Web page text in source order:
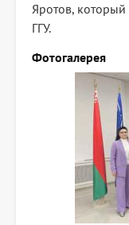
Яротов,
ГГУ.
Фотогалерея